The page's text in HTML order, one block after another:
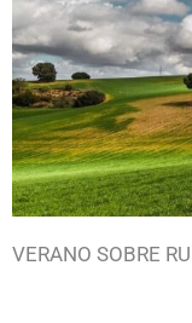
VERANO SOBRE